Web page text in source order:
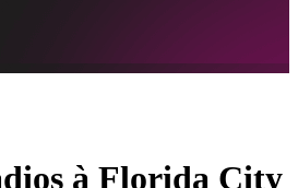
à Florida City